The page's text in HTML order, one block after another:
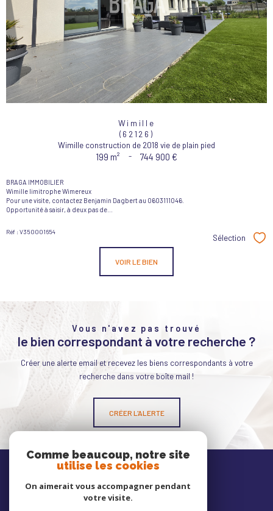
Wimille
(62126)
Wimille construction de 2018 vie de plain pied
199 m² - 744 900 €
BRAGA IMMOBILIER
Wimille limitrophe Wimereux
Pour une visite, contactez Benjamin Dagbert au 0603111046.
Opportunité à saisir, à deux pas de...
Réf : V350001654
Sélection
VOIR LE BIEN
Vous n'avez pas trouvé
le bien correspondant à votre recherche ?
Créer une alerte email et recevez les biens correspondants à votre
recherche dans votre boîte mail !
CRÉER L'ALERTE
Nos
Comme beaucoup, notre site
utilise les cookies
On aimerait vous accompagner pendant
votre visite.